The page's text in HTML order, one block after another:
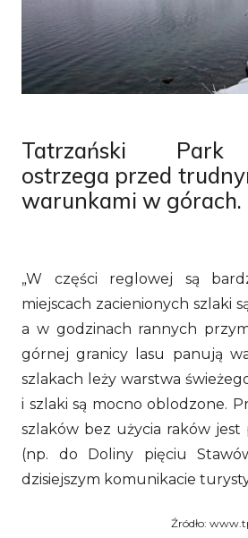
Tatrzański Park
ostrzega przed
warunkami w górach.
„W części reglowej są
miejscach zacienionych szlaki
a w godzinach rannych
górnej granicy lasu panują
szlakach leży warstwa
i szlaki są mocno oblodzone.
szlaków bez użycia raków jest
(np. do Doliny pięciu
dzisiejszym komunikacie
Źródło: